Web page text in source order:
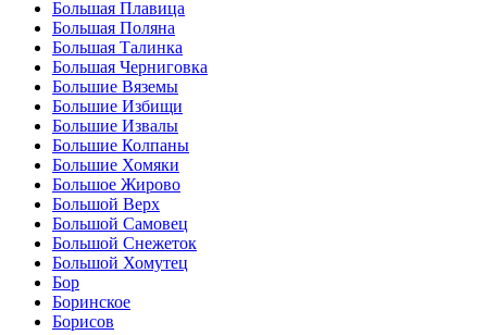
Большая Плавица
Большая Поляна
Большая Талинка
Большая Черниговка
Большие Вяземы
Большие Избищи
Большие Извалы
Большие Колпаны
Большие Хомяки
Большое Жирово
Большой Верх
Большой Самовец
Большой Снежеток
Большой Хомутец
Бор
Боринское
Борисов